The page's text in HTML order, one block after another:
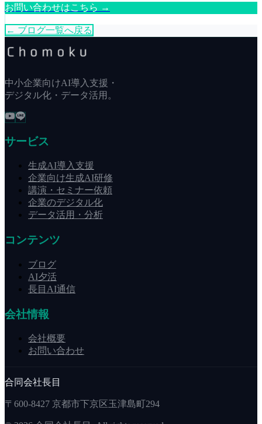
お問い合わせはこちら →
← ブログ一覧へ戻る
中小企業向けAI導入支援・
デジタル化・データ活用。
サービス
生成AI導入支援
企業向け生成AI研修
講演・セミナー依頼
企業のデジタル化
データ活用・分析
コンテンツ
ブログ
AI夕活
長目AI通信
会社情報
会社概要
お問い合わせ
合同会社長目
〒600-8427 京都市下京区玉津島町294